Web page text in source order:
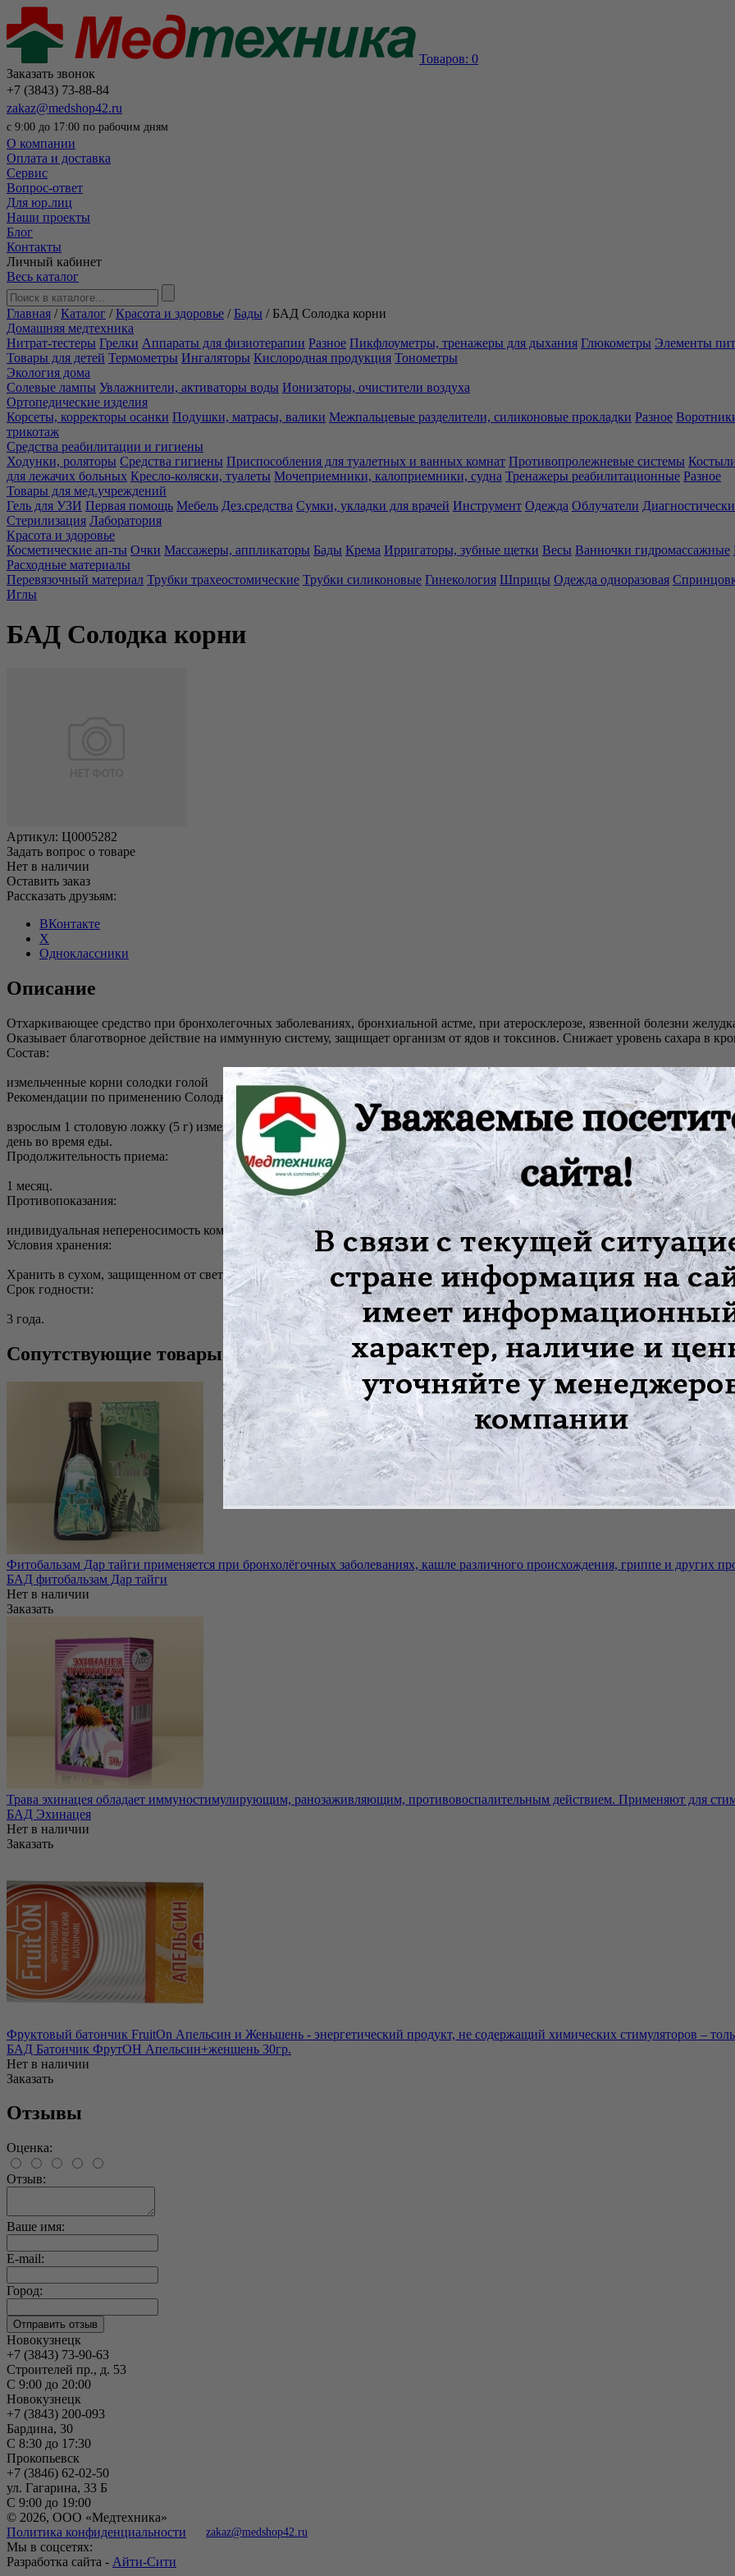
Товаров: 0
Заказать звонок
+7 (3843) 73-88-84
zakaz@medshop42.ru
с 9:00 до 17:00 по рабочим дням
О компании
Оплата и доставка
Сервис
Вопрос-ответ
Для юр.лиц
Наши проекты
Блог
Контакты
Личный кабинет
Весь каталог
Главная /Каталог /Красота и здоровье / Бады / БАД Солодка корни
Домашняя медтехника
Нитрат-тестеры Грелки Аппараты для физиотерапии Разное Пикфлоуметры, тренажеры для дыхания Глюкометры Элементы
Товары для детей Термометры Ингаляторы Кислородная продукция Тонометры
Экология дома
Солевые лампы Увлажнители, активаторы воды Ионизаторы, очистители воздуха
Ортопедические изделия
Корсеты, корректоры осанки Подушки, матрасы, валики Межпальцевые разделители, силиконовые прокладки Разное
трикотаж
Средства реабилитации и гигиены
Ходунки, роляторы Средства гигиены Приспособления для туалетных и ванных комнат Противопролежневые системы
для лежачих больных Кресло-коляски, туалеты Мочеприемники, калоприемники, судна Тренажеры реабилитационные Разное
Товары для мед.учреждений
Гель для УЗИ Первая помощь Мебель Дез.средства Сумки, укладки для врачей Инструмент Одежда Облучатели
Стерилизация Лаборатория
Красота и здоровье
Косметические ап-ты Очки Массажеры, аппликаторы Бады Крема Ирригаторы, зубные щетки Весы Ванночки гидромассажные
Расходные материалы
Перевязочный материал Трубки трахеостомические Трубки силиконовые Гинекология Шприцы Одежда одноразовая
Иглы
БАД Солодка корни
Артикул: Ц0005282
Задать вопрос о товаре
Нет в наличии
Оставить заказ
Рассказать друзьям:
ВКонтакте
X
Одноклассники
Описание
Отхаркивающее средство при бронхолегочных заболеваниях, бронхиальной астме, при атеросклерозе, язвенной болезни
Оказывает благотворное действие на иммунную систему, защищает организм от ядов и токсинов. Снижает уровень сахара в
Состав:
измельченные корни солодки голой
Рекомендации по применению Солодка (корень):
взрослым 1 столовую ложку (5 г) измельченного растительного сырья залить 1 стаканом (200 мл) кипятка, накрыть крышкой,
день во время еды.
Продолжительность приема:
1 месяц.
Противопоказания:
индивидуальная непереносимость компонентов, беременность, кормление грудью.
Условия хранения:
Хранить в сухом, защищенном от света месте, при температуре не выше 25С.
Срок годности:
3 года.
Сопутствующие товары
Фитобальзам Дар тайги применяется при бронхолёгочных заболеваниях, кашле различного происхождения, гриппе и других
БАД фитобальзам Дар тайги
Нет в наличии
Заказать
Трава эхинацея обладает иммуностимулирующим, ранозаживляющим, противовоспалительным действием. Применяют для
БАД Эхинацея
Нет в наличии
Заказать
Фруктовый батончик FruitOn Апельсин и Женьшень - энергетический продукт, не содержащий химических стимуляторов –
БАД Батончик ФрутОН Апельсин+женшень 30гр.
Нет в наличии
Заказать
Отзывы
Оценка:
Отзыв:
Ваше имя:
E-mail:
Город:
Новокузнецк
+7 (3843) 73-90-63
Строителей пр., д. 53
С 9:00 до 20:00
Новокузнецк
+7 (3843) 200-093
Бардина, 30
С 8:30 до 17:30
Прокопьевск
+7 (3846) 62-02-50
ул. Гагарина, 33 Б
С 9:00 до 19:00
© 2026, ООО «Медтехника»
Политика конфиденциальности
zakaz@medshop42.ru
Мы в соцсетях:
Разработка сайта - Айти-Сити